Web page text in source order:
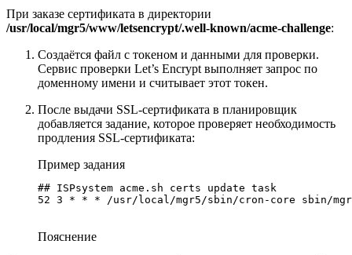
При заказе сертификата в директории
/usr/local/mgr5/www/letsencrypt/.well-known/acme-challenge:
Создаётся файл с токеном и данными для проверки.
Сервис проверки Let’s Encrypt выполняет запрос по
доменному имени и считывает этот токен.
После выдачи SSL-сертификата в планировщик
добавляется задание, которое проверяет необходимость
продления SSL-сертификата:
Пример задания
## ISPsystem acme.sh certs update task
52 3 * * * /usr/local/mgr5/sbin/cron-core sbin/
Пояснение